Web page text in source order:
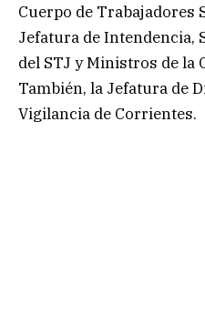
Cuerpo de Trabajadores
Jefatura de Intendencia,
del STJ y Ministros de la
También, la Jefatura de
Vigilancia de Corrientes.